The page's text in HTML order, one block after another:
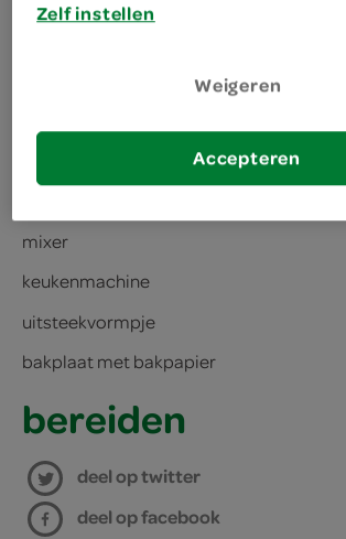
150 gram zachte boter
mixer
keukenmachine
uitsteekvormpje
bakplaat met bakpapier
bereiden
deel op twitter
deel op facebook
Zelf instellen
Weigeren
Accepteren